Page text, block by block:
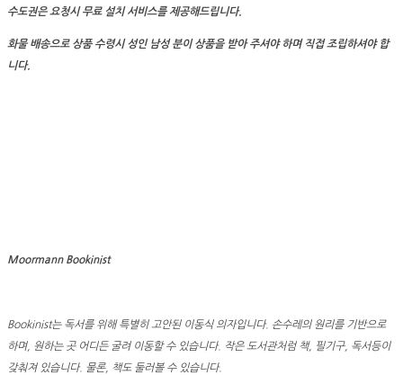
수도권은 요청시 무료 설치 서비스를 제공해드립니다.
화물 배송으로 상품 수령시 성인 남성 분이 상품을 받아 주셔야 하며 직접 조립하셔야 합
니다.
Moormann Bookinist
Bookinist는 독서를 위해 특별히 고안된 이동식 의자입니다. 손수레의 원리를 기반으로
하며, 원하는 곳 어디든 굴려 이동할 수 있습니다. 작은 도서관처럼 책, 필기구, 독서등이
갖춰져 있습니다. 물론, 책도 둘러볼 수 있습니다.